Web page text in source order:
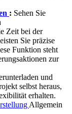
: Sehen Sie
Zeit bei der
Sie präzise
Funktion steht
zur
und
selbst heraus,
erhalten.
Allgemein